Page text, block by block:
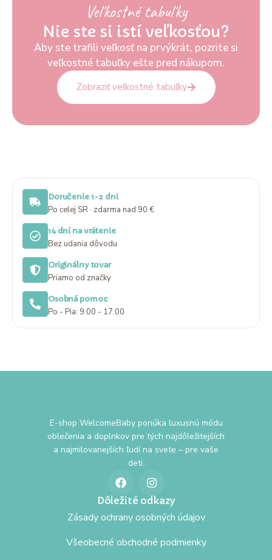
Veľkostné tabuľky
Nie ste si istí veľkosťou?
Aby ste trafili veľkosť na prvýkrát, pozrite si
veľkostné tabuľky ešte pred nákupom.
Zobraziť veľkostné tabuľky
Doručenie 1-2 dni
Po celej SR · zdarma nad 90 €
14 dní na vrátenie
Bez udania dôvodu
Originálny tovar
Priamo od značky
Osobná pomoc
Po - Pia: 9:00 - 17:00
E-shop WelcomeBaby ponúka luxusnú módu
oblečenia a doplnkov pre tých najdôležitejších
a najmilovanejších ľudí na svete – pre vaše
deti.
Dôležité odkazy
Zásady ochrany osobných údajov
Všeobecné obchodné podmienky